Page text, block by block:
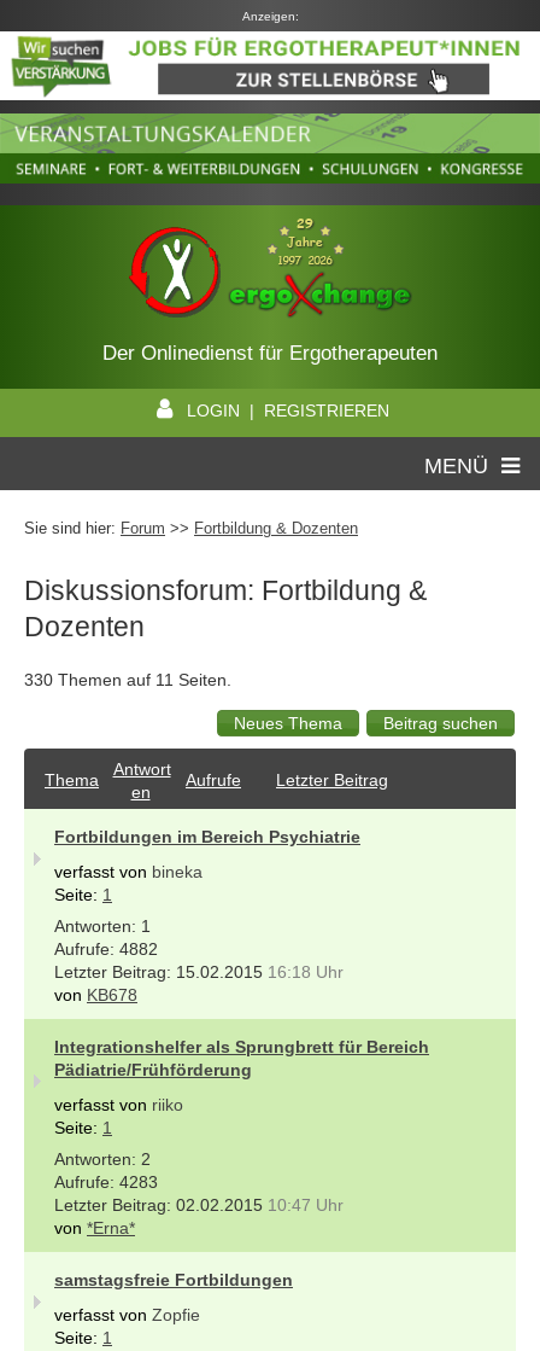
Anzeigen:
Der Onlinedienst für Ergotherapeuten
LOGIN | REGISTRIEREN
MENÜ
Sie sind hier: Forum >> Fortbildung & Dozenten
Diskussionsforum: Fortbildung &
Dozenten
330 Themen auf 11 Seiten.
Thema
Antwort
en
Aufrufe Letzter Beitrag
Fortbildungen im Bereich Psychiatrie
verfasst von bineka
Seite: 1
1
4882
15.02.2015 16:18 Uhr
von KB678
Integrationshelfer als Sprungbrett für Bereich
Pädiatrie/Frühförderung
verfasst von riiko
Seite: 1
2
4283
02.02.2015 10:47 Uhr
von *Erna*
samstagsfreie Fortbildungen
verfasst von Zopfie
Seite: 1